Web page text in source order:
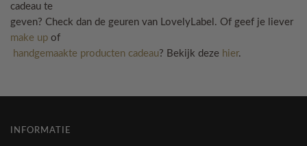
cadeau te
geven? Check dan de geuren van LovelyLabel. Of geef je liever
make up of
handgemaakte producten cadeau? Bekijk deze hier.
INFORMATIE